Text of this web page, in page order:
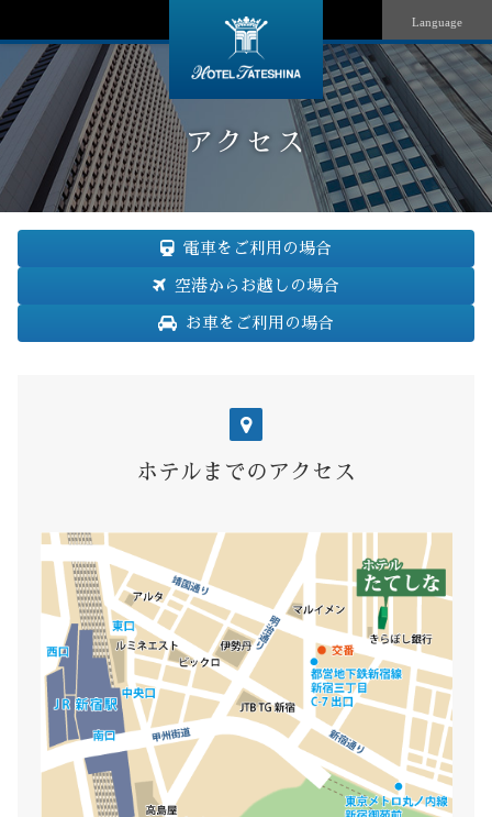
Language
アクセス
電車をご利用の場合
空港からお越しの場合
お車をご利用の場合
ホテルまでのアクセス